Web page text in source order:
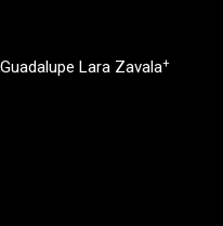
Lara Zavala+